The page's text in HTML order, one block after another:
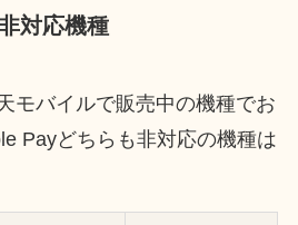
対応機種
モバイルで販売中の機種でお
Payどちらも非対応の機種は